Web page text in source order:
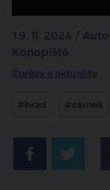
19. 8. 2024 /
Konopiště
Zprávy a aktuality
#hrad #zámek